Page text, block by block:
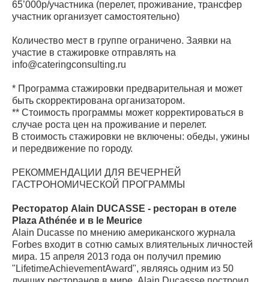
65’000р/участника (перелет, проживание, трансфер
участник организует самостоятельно)
Количество мест в группе ограничено. Заявки на
участие в стажировке отправлять на
info@cateringconsulting.ru
* Программа стажировки предварительная и может
быть скорректирована организатором.
** Стоимость программы может корректироваться в
случае роста цен на проживание и перелет.
В стоимость стажировки не включены: обеды, ужины
и передвижение по городу.
РЕКОММЕНДАЦИИ ДЛЯ ВЕЧЕРНЕЙ
ГАСТРОНОМИЧЕСКОЙ ПРОГРАММЫ
Ресторатор Alain DUCASSE - ресторан в отеле
Plaza Athénée и в le Meurice
Alain Ducasse по мнению американского журнала
Forbes входит в сотню самых влиятельных личностей
мира. 15 апреля 2013 года он получил премию
"LifetimeAchievementAward", являясь одним из 50